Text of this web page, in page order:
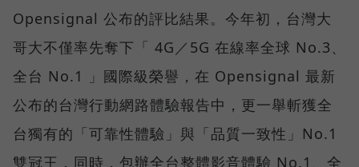
Opensignal 公布的評比結果。今年初，台灣大
哥大不僅率先奪下「 4G／5G 在線率全球 No.3、
全台 No.1 」國際級榮譽，在 Opensignal 最新
公布的台灣行動網路體驗報告中，更一舉斬獲全
台獨有的「可靠性體驗」與「品質一致性」No.1
雙冠王，同時，包辦全台整體影音體驗 No.1、全